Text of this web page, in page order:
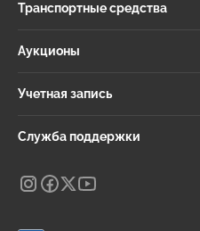
Транспортные средства
Аукционы
Учетная запись
Служба поддержки